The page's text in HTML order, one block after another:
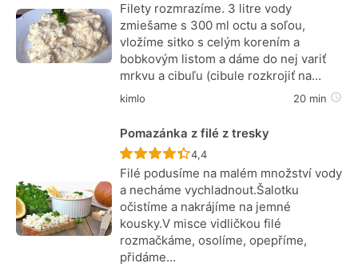
Filety rozmrazíme. 3 litre vody
zmiešame s 300 ml octu a soľou,
vložíme sitko s celým korením a
bobkovým listom a dáme do nej variť
mrkvu a cibuľu (cibule rozkrojiť na…
kimlo 20 min
Pomazánka z filé z tresky
Recept ještě nebyl hodnocen
4,4
Filé podusíme na malém množství vody
a necháme vychladnout.Šalotku
očistíme a nakrájíme na jemné
kousky.V misce vidličkou filé
rozmačkáme, osolíme, opepříme,
přidáme…